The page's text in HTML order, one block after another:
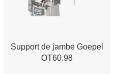
Support de jambe Goepel
OT60.98